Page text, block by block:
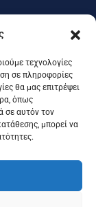
τεχνολογίες
σε πληροφορίες
θα μας επιτρέψει
όπως
σε αυτόν τον
μπορεί να